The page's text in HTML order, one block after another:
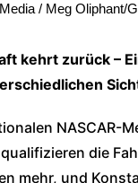
/ Meg Oliphant/
kehrt zurück –
NASCAR-
die
mehr, und